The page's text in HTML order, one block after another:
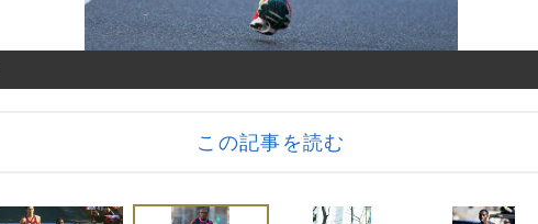
この記事を読む